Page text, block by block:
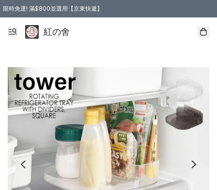
限時免運! 滿$800並選用【京東快遞】
紅の舍